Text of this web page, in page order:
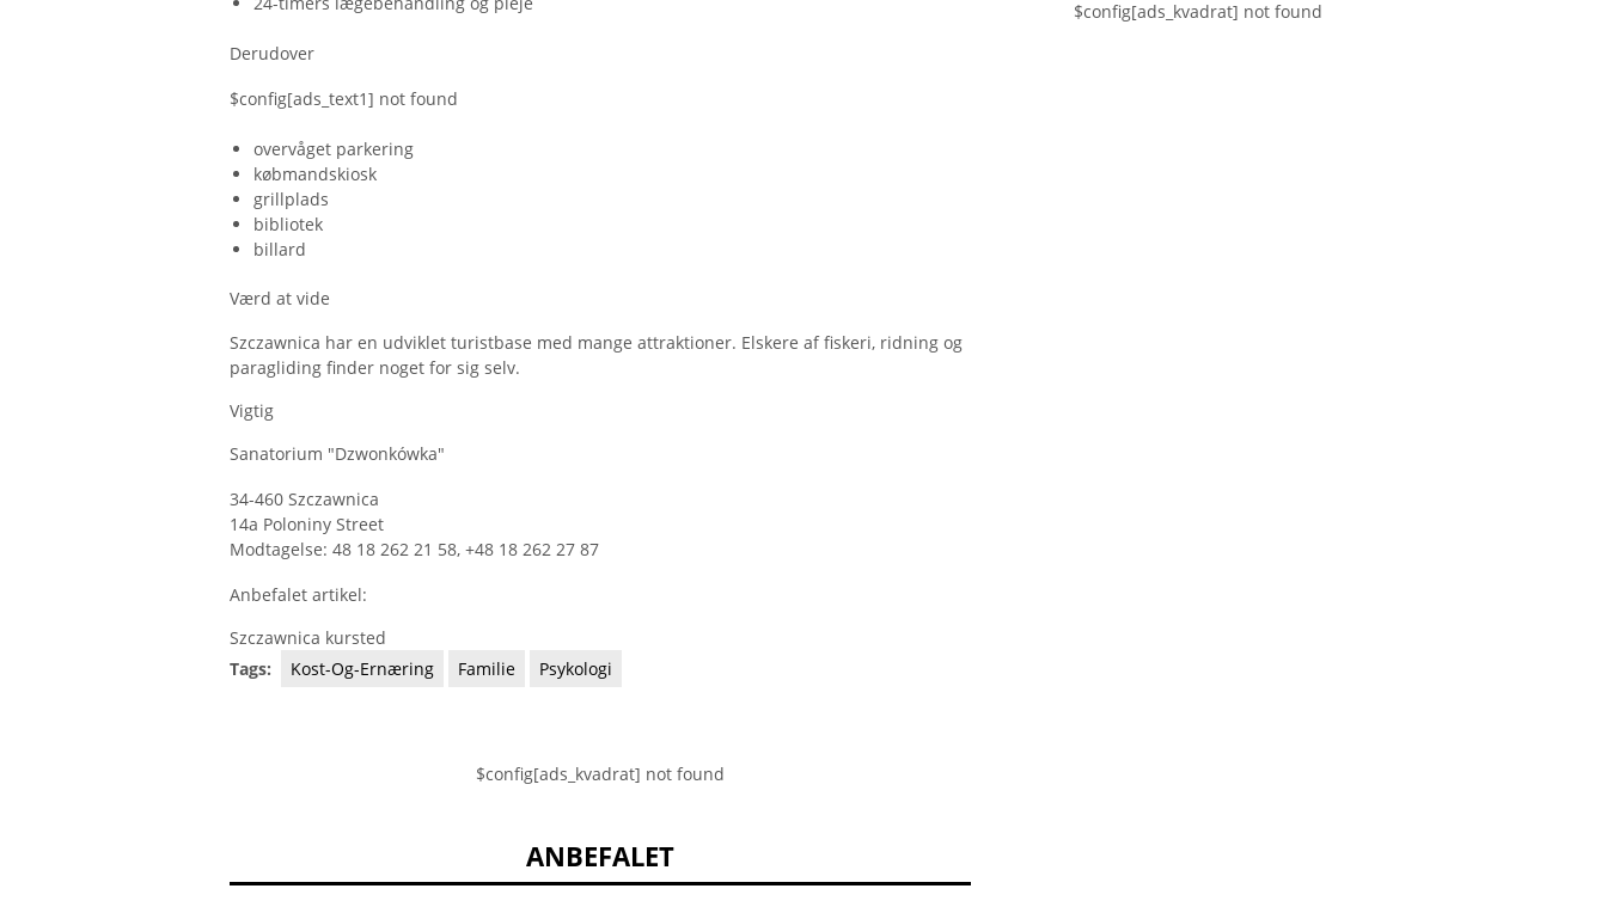
Derudover
$config[ads_text1] not found
overvåget parkering
købmandskiosk
grillplads
bibliotek
billard
Værd at vide
Szczawnica har en udviklet turistbase med mange attraktioner. Elskere af fiskeri, ridning og
paragliding finder noget for sig selv.
Vigtig
Sanatorium "Dzwonkówka"
34-460 Szczawnica
14a Poloniny Street
Modtagelse: 48 18 262 21 58, +48 18 262 27 87
Anbefalet artikel:
Szczawnica kursted
Tags:
Kost-Og-Ernæring Familie Psykologi
$config[ads_kvadrat] not found
ANBEFALET
$config[ads_kvadrat] not found